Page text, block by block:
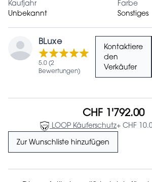
Kaufjahr
Unbekannt
Farbe
Sonstiges
BLuxe
5.0 (2
Bewertungen)
Kontaktiere
den
Verkäufer
CHF 1'792.00
LOOP Käuferschutz+ CHF
Zur Wunschliste hinzufügen